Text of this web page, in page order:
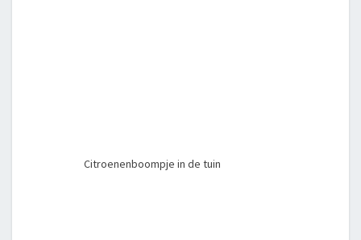
Citroenenboompje in de tuin